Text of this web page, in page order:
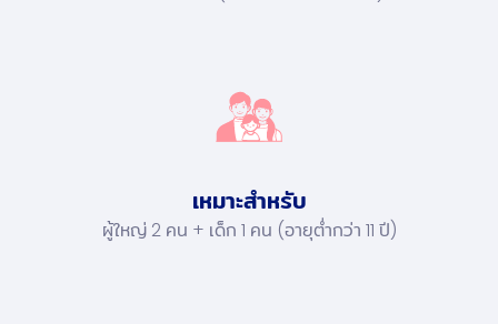
เหมาะสำหรับ
ผู้ใหญ่ 2 คน + เด็ก 1 คน (อายุต่ำกว่า 11 ปี)